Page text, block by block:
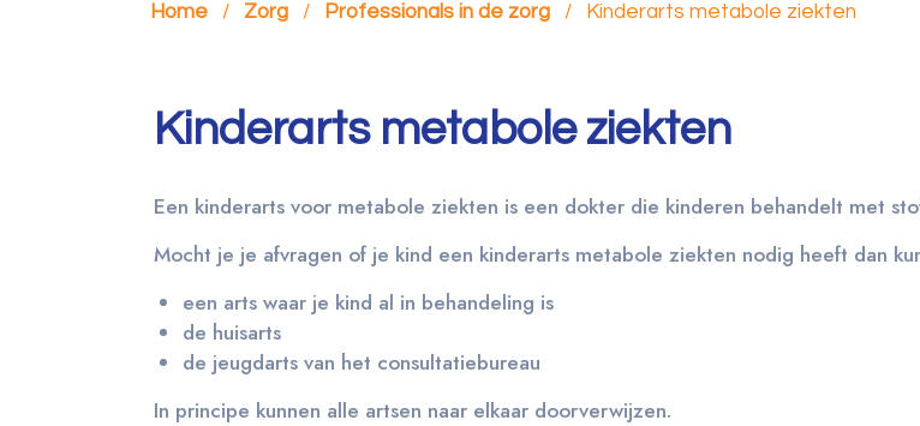
Home Zorg Professionals in de zorg Kinderarts metabole ziekten
Kinderarts metabole ziekten
Een kinderarts voor metabole ziekten is een dokter die kinderen behandelt met
Mocht je je afvragen of je kind een kinderarts metabole ziekten nodig heeft dan
een arts waar je kind al in behandeling is
de huisarts
de jeugdarts van het consultatiebureau
In principe kunnen alle artsen naar elkaar doorverwijzen.